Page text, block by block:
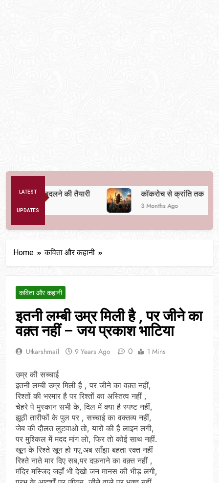
LATEST
UPDATES
बदलने की तैयारी कॉकरोच से क्रांति तक
3 Months Ago
Home कविता और कहानी
कविता और कहानी
इतनी लम्बी उम्र मिली है , पर जीने का
वक़्त नहीं – जय प्रकाश भाटिया
Utkarshmail 9 Years Ago 0 1 Mins
उम्र की सच्चाई
इतनी लम्बी उम्र मिली है , पर जीने का वक़्त नहीं,
रिश्तों की भरमार है पर रिश्तों का अस्तित्व नहीं ,
चेहरे पे मुस्कान सभी के, दिल में क्या है स्पष्ट नहीं,
झूठी तारीफों के पुल पर , सच्चाई का वक्तव्य नहीं,
जेब की दौलत लुटवाओ तो, यारों की है लाइन लगी,
पर मुश्किल में मदद मांग लो, फिर तो कोई साथ नहीं.
खून के रिश्ते खून हो गए,अब साँझा बहता रक्त नहीं
रिश्ते नाते मार दिए सब,पर दफ़नाने का वक़्त नहीं ,
मंदिर मस्जिद जहाँ भी देखो जन मानस की भीड़ लगी,